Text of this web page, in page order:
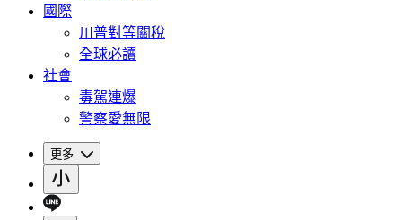
國際
川普對等關稅
全球必讀
社會
毒駕連爆
警察愛無限
更多